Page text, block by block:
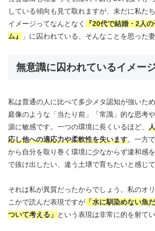
している傾向も見て取れますが、未だに私た
イメージってなんとなく
『20代で結婚・2人
ム』
」に囚われている、そんなことを思った
無意識に囚われているイメー
私は普通の人に比べて多少メタ認知が強いた
庭像のような「当たり前」「常識」的な思考
源に敏感です。一つの環境に長くいるほど、
応し他への適応力や柔軟性を失います。一方
から自分を取り巻く環境に少なからず違和感
で抜け出したい、違う土壌で育ちたいと感じて
それは私が異質だったからでしょう。私のオ
こかで読んだ表現ですが 「水に馴染めない魚
ついて考える」 という表現は非常に的を射て